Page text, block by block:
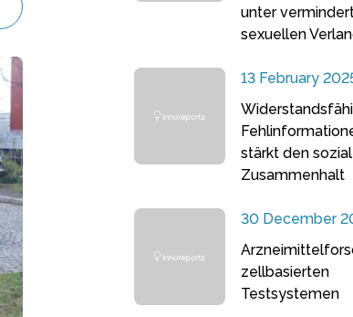
unter
sexuellen
13 February
stärkt den
Zusammenhalt
30 December
zellbasierten
Testsystemen